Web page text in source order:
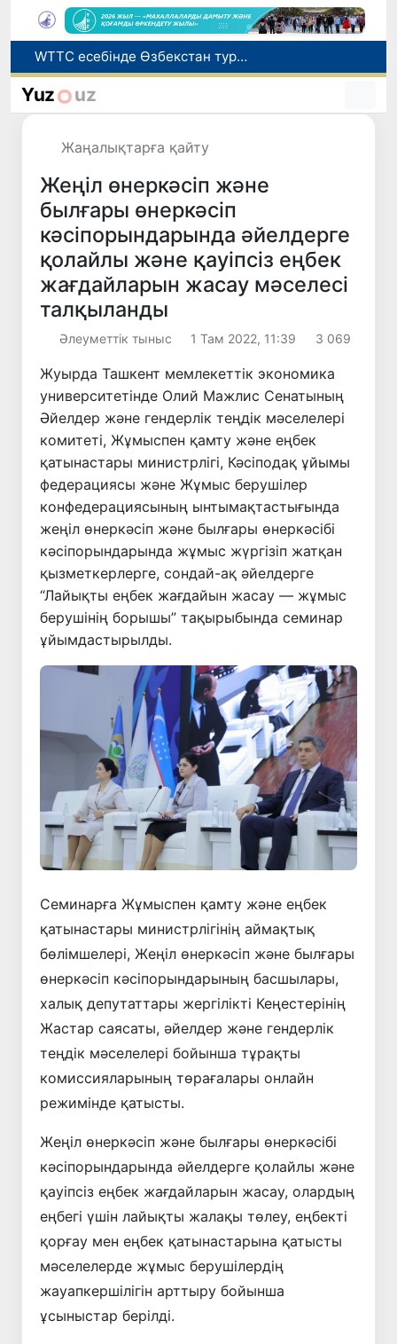
Мүмкіндігі шектеулі талапкерлерге қабылдау емтихандарында қосымша уақыт беріледі
Беларусьтен Өзбекстанға екінші тікелей жүк пойызы жөнелтілді
Yuz uz
Жаңалықтарға қайту
Жеңіл өнеркәсіп және
былғары өнеркәсіп
кәсіпорындарында әйелдерге
қолайлы және қауіпсіз еңбек
жағдайларын жасау мәселесі
талқыланды
Әлеуметтік тыныс 1 Там 2022, 11:39 3 069
Жуырда Ташкент мемлекеттік экономика
университетінде Олий Мажлис Сенатының
Әйелдер және гендерлік теңдік мәселелері
комитеті, Жұмыспен қамту және еңбек
қатынастары министрлігі, Кәсіподақ ұйымы
федерациясы және Жұмыс берушілер
конфедерациясының ынтымақтастығында
жеңіл өнеркәсіп және былғары өнеркәсібі
кәсіпорындарында жұмыс жүргізіп жатқан
қызметкерлерге, сондай-ақ әйелдерге
“Лайықты еңбек жағдайын жасау — жұмыс
берушінің борышы” тақырыбында семинар
ұйымдастырылды.
Семинарға Жұмыспен қамту және еңбек
қатынастары министрлігінің аймақтық
бөлімшелері, Жеңіл өнеркәсіп және былғары
өнеркәсіп кәсіпорындарының басшылары,
халық депутаттары жергілікті Кеңестерінің
Жастар саясаты, әйелдер және гендерлік
теңдік мәселелері бойынша тұрақты
комиссияларының төрағалары онлайн
режимінде қатысты.
Жеңіл өнеркәсіп және былғары өнеркәсібі
кәсіпорындарында әйелдерге қолайлы және
қауіпсіз еңбек жағдайларын жасау, олардың
еңбегі үшін лайықты жалақы төлеу, еңбекті
қорғау мен еңбек қатынастарына қатысты
мәселелерде жұмыс берушілердің
жауапкершілігін арттыру бойынша
ұсыныстар берілді.